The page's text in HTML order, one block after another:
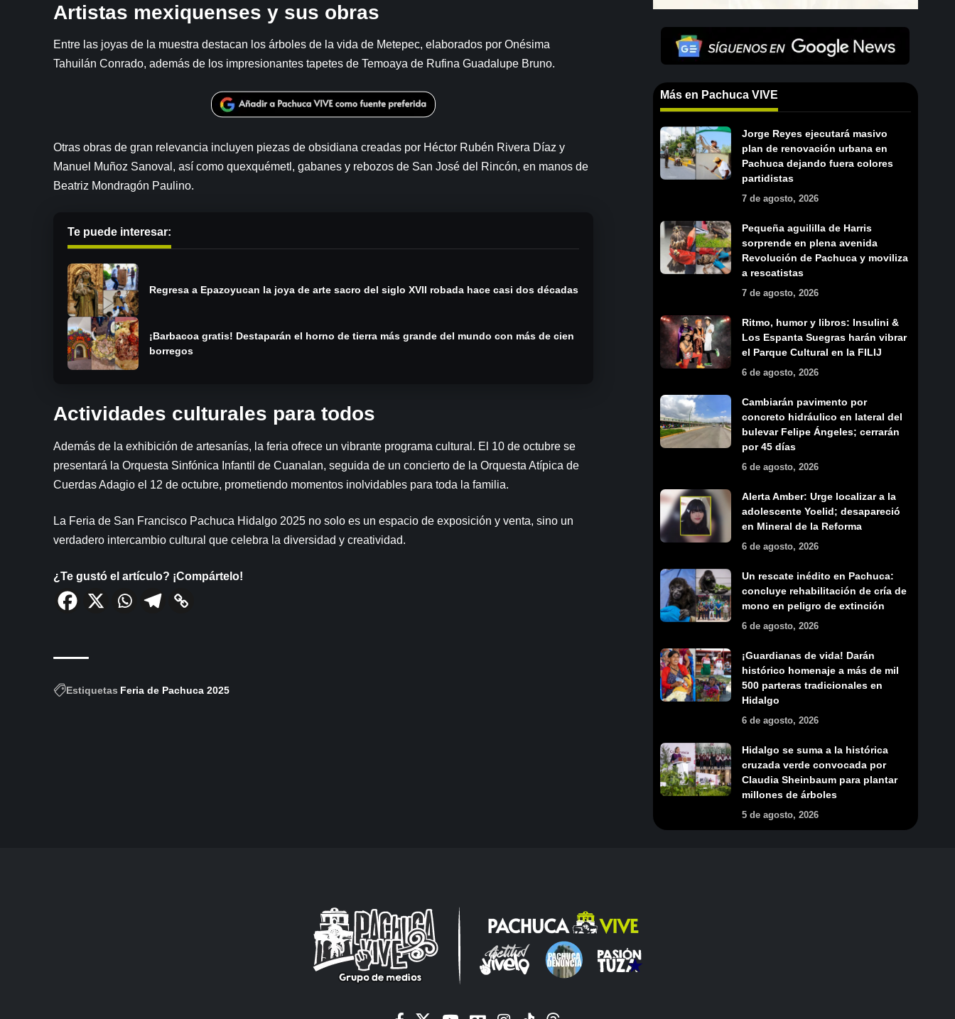
Artistas mexiquenses y sus obras
Entre las joyas de la muestra destacan los árboles de la vida de Metepec, elaborados por Onésima
Tahuilán Conrado, además de los impresionantes tapetes de Temoaya de Rufina Guadalupe Bruno.
Otras obras de gran relevancia incluyen piezas de obsidiana creadas por Héctor Rubén Rivera Díaz y
Manuel Muñoz Sanoval, así como quexquémetl, gabanes y rebozos de San José del Rincón, en manos de
Beatriz Mondragón Paulino.
Te puede interesar:
Regresa a Epazoyucan la joya de arte sacro del siglo XVII robada hace casi dos décadas
¡Barbacoa gratis! Destaparán el horno de tierra más grande del mundo con más de cien
borregos
Actividades culturales para todos
Además de la exhibición de artesanías, la feria ofrece un vibrante programa cultural. El 10 de octubre se
presentará la Orquesta Sinfónica Infantil de Cuanalan, seguida de un concierto de la Orquesta Atípica de
Cuerdas Adagio el 12 de octubre, prometiendo momentos inolvidables para toda la familia.
La Feria de San Francisco Pachuca Hidalgo 2025 no solo es un espacio de exposición y venta, sino un
verdadero intercambio cultural que celebra la diversidad y creatividad.
¿Te gustó el artículo? ¡Compártelo!
Estiquetas Feria de Pachuca 2025
Más en Pachuca VIVE
Jorge Reyes ejecutará masivo
plan de renovación urbana en
Pachuca dejando fuera colores
partidistas
7 de agosto, 2026
Pequeña aguililla de Harris
sorprende en plena avenida
Revolución de Pachuca y moviliza
a rescatistas
7 de agosto, 2026
Ritmo, humor y libros: Insulini &
Los Espanta Suegras harán vibrar
el Parque Cultural en la FILIJ
6 de agosto, 2026
Cambiarán pavimento por
concreto hidráulico en lateral del
bulevar Felipe Ángeles; cerrarán
por 45 días
6 de agosto, 2026
Alerta Amber: Urge localizar a la
adolescente Yoelid; desapareció
en Mineral de la Reforma
6 de agosto, 2026
Un rescate inédito en Pachuca:
concluye rehabilitación de cría de
mono en peligro de extinción
6 de agosto, 2026
¡Guardianas de vida! Darán
histórico homenaje a más de mil
500 parteras tradicionales en
Hidalgo
6 de agosto, 2026
Hidalgo se suma a la histórica
cruzada verde convocada por
Claudia Sheinbaum para plantar
millones de árboles
5 de agosto, 2026